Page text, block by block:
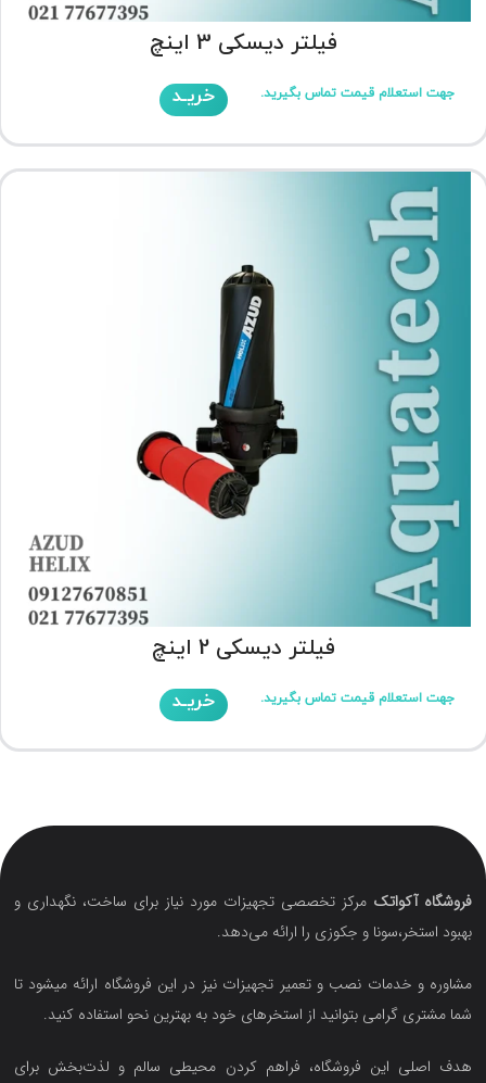
فیلتر دیسکی 3 اینچ
جهت استعلام قیمت تماس بگیرید. خریـد
فیلتر دیسکی 2 اینچ
جهت استعلام قیمت تماس بگیرید. خریـد
فروشگاه آکواتک مرکز تخصصی تجهیزات مورد نیاز برای ساخت، نگهداری و
بهبود استخر،سونا و جکوزی را ارائه می‌دهد.
مشاوره و خدمات نصب و تعمیر تجهیزات نیز در این فروشگاه ارائه میشود تا
شما مشتری گرامی بتوانید از استخرهای خود به بهترین نحو استفاده کنید.
هدف اصلی این فروشگاه‌، فراهم کردن محیطی سالم و لذت‌بخش برای